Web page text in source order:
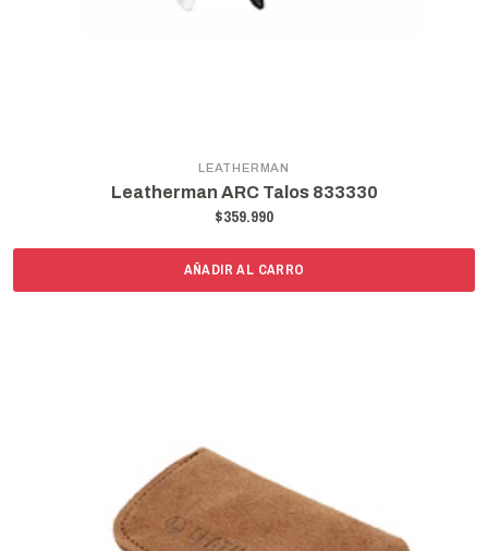
LEATHERMAN
Leatherman ARC Talos 833330
$359.990
AÑADIR AL CARRO